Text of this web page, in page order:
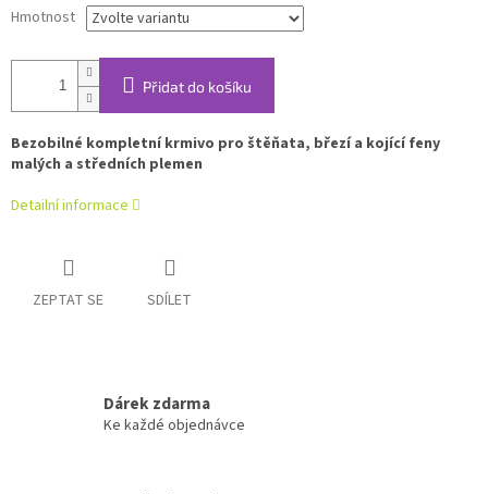
Hmotnost
Přidat do košíku
Bezobilné kompletníkrmivo pro štěňata, březí a kojící feny
malých a středních plemen
Detailní informace
ZEPTAT SE SDÍLET
Dárek zdarma
Ke každé objednávce